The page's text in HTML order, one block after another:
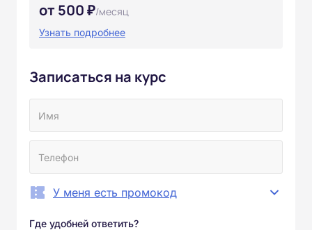
от 500 ₽/месяц
Узнать подробнее
Записаться на курс
У меня есть промокод
Где удобней ответить?